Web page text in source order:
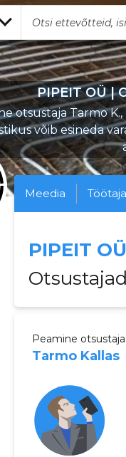
PIPEIT OÜ |
otsustaja Tarmo
võib esineda
Meedia
PIPEIT OÜ
Peamine otsustaja
Tarmo Kallas